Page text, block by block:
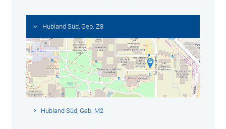
Hubland Süd, Geb. Z8
Hubland Süd, Geb. M2